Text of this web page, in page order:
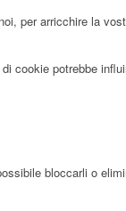
per arricchire la
cookie potrebbe
bloccarli o